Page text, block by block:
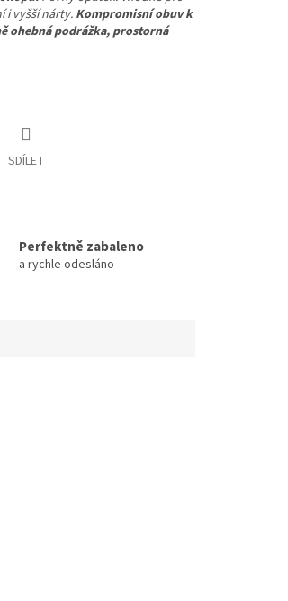
i vyšší nárty.Kompromisní obuv k
ohebná podrážka, prostorná
SDÍLET
Perfektně zabaleno
a rychle odesláno